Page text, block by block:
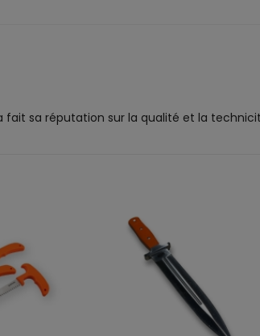
sa réputation sur la qualité et la